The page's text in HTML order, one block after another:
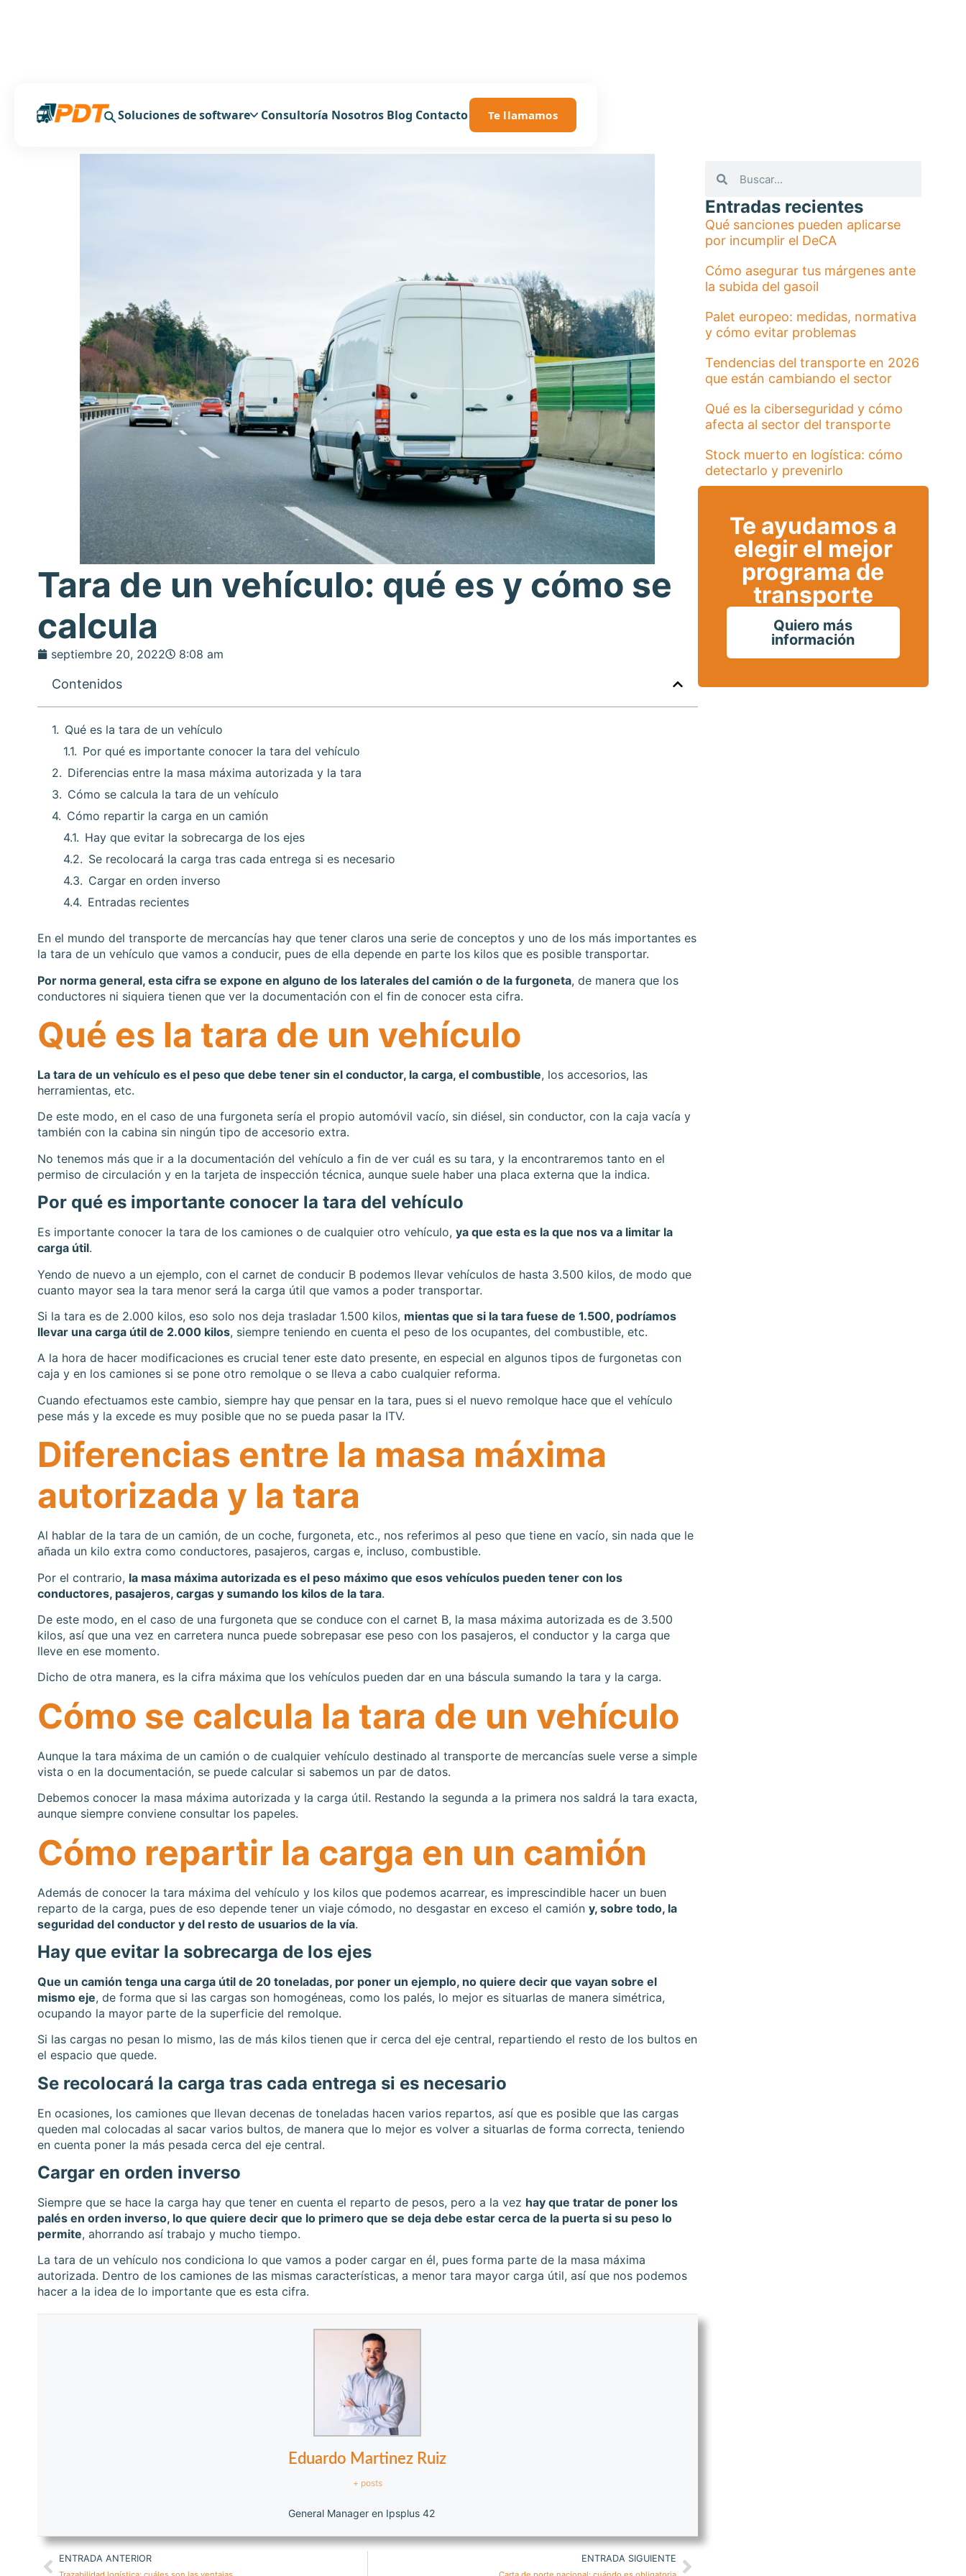
Soluciones de software Consultoría Nosotros Blog Contacto Te llamamos
Tara de un vehículo: qué es y cómo se
calcula
septiembre 20, 2022 8:08 am
Contenidos
Qué es la tara de un vehículo
Por qué es importante conocer la tara del vehículo
Diferencias entre la masa máxima autorizada y la tara
Cómo se calcula la tara de un vehículo
Cómo repartir la carga en un camión
Hay que evitar la sobrecarga de los ejes
Se recolocará la carga tras cada entrega si es necesario
Cargar en orden inverso
Entradas recientes
En el mundo del transporte de mercancías hay que tener claros una serie de conceptos y uno de los más importantes es
la tara de un vehículo que vamos a conducir, pues de ella depende en parte los kilos que es posible transportar.
Por norma general, esta cifra se expone en alguno de los laterales del camión o de la furgoneta, de manera que los
conductores ni siquiera tienen que ver la documentación con el fin de conocer esta cifra.
Qué es la tara de un vehículo
La tara de un vehículo es el peso que debe tener sin el conductor, la carga, el combustible, los accesorios, las
herramientas, etc.
De este modo, en el caso de una furgoneta sería el propio automóvil vacío, sin diésel, sin conductor, con la caja vacía y
también con la cabina sin ningún tipo de accesorio extra.
No tenemos más que ir a la documentación del vehículo a fin de ver cuál es su tara, y la encontraremos tanto en el
permiso de circulación y en la tarjeta de inspección técnica, aunque suele haber una placa externa que la indica.
Por qué es importante conocer la tara del vehículo
Es importante conocer la tara de los camiones o de cualquier otro vehículo, ya que esta es la que nos va a limitar la
carga útil.
Yendo de nuevo a un ejemplo, con el carnet de conducir B podemos llevar vehículos de hasta 3.500 kilos, de modo que
cuanto mayor sea la tara menor será la carga útil que vamos a poder transportar.
Si la tara es de 2.000 kilos, eso solo nos deja trasladar 1.500 kilos, mientas que si la tara fuese de 1.500, podríamos
llevar una carga útil de 2.000 kilos, siempre teniendo en cuenta el peso de los ocupantes, del combustible, etc.
A la hora de hacer modificaciones es crucial tener este dato presente, en especial en algunos tipos de furgonetas con
caja y en los camiones si se pone otro remolque o se lleva a cabo cualquier reforma.
Cuando efectuamos este cambio, siempre hay que pensar en la tara, pues si el nuevo remolque hace que el vehículo
pese más y la excede es muy posible que no se pueda pasar la ITV.
Diferencias entre la masa máxima
autorizada y la tara
Al hablar de la tara de un camión, de un coche, furgoneta, etc., nos referimos al peso que tiene en vacío, sin nada que le
añada un kilo extra como conductores, pasajeros, cargas e, incluso, combustible.
Por el contrario, la masa máxima autorizada es el peso máximo que esos vehículos pueden tener con los
conductores, pasajeros, cargas y sumando los kilos de la tara.
De este modo, en el caso de una furgoneta que se conduce con el carnet B, la masa máxima autorizada es de 3.500
kilos, así que una vez en carretera nunca puede sobrepasar ese peso con los pasajeros, el conductor y la carga que
lleve en ese momento.
Dicho de otra manera, es la cifra máxima que los vehículos pueden dar en una báscula sumando la tara y la carga.
Cómo se calcula la tara de un vehículo
Aunque la tara máxima de un camión o de cualquier vehículo destinado al transporte de mercancías suele verse a simple
vista o en la documentación, se puede calcular si sabemos un par de datos.
Debemos conocer la masa máxima autorizada y la carga útil. Restando la segunda a la primera nos saldrá la tara exacta,
aunque siempre conviene consultar los papeles.
Cómo repartir la carga en un camión
Además de conocer la tara máxima del vehículo y los kilos que podemos acarrear, es imprescindible hacer un buen
reparto de la carga, pues de eso depende tener un viaje cómodo, no desgastar en exceso el camión y, sobre todo, la
seguridad del conductor y del resto de usuarios de la vía.
Hay que evitar la sobrecarga de los ejes
Que un camión tenga una carga útil de 20 toneladas, por poner un ejemplo, no quiere decir que vayan sobre el
mismo eje, de forma que si las cargas son homogéneas, como los palés, lo mejor es situarlas de manera simétrica,
ocupando la mayor parte de la superficie del remolque.
Si las cargas no pesan lo mismo, las de más kilos tienen que ir cerca del eje central, repartiendo el resto de los bultos en
el espacio que quede.
Se recolocará la carga tras cada entrega si es necesario
En ocasiones, los camiones que llevan decenas de toneladas hacen varios repartos, así que es posible que las cargas
queden mal colocadas al sacar varios bultos, de manera que lo mejor es volver a situarlas de forma correcta, teniendo
en cuenta poner la más pesada cerca del eje central.
Cargar en orden inverso
Siempre que se hace la carga hay que tener en cuenta el reparto de pesos, pero a la vez hay que tratar de poner los
palés en orden inverso, lo que quiere decir que lo primero que se deja debe estar cerca de la puerta si su peso lo
permite, ahorrando así trabajo y mucho tiempo.
La tara de un vehículo nos condiciona lo que vamos a poder cargar en él, pues forma parte de la masa máxima
autorizada. Dentro de los camiones de las mismas características, a menor tara mayor carga útil, así que nos podemos
hacer a la idea de lo importante que es esta cifra.
Eduardo Martinez Ruiz
+ posts
General Manager en Ipsplus 42
ENTRADA ANTERIOR ENTRADA SIGUIENTE
Entradas recientes
Qué sanciones pueden aplicarse
por incumplir el DeCA
Cómo asegurar tus márgenes ante
la subida del gasoil
Palet europeo: medidas, normativa
y cómo evitar problemas
Tendencias del transporte en 2026
que están cambiando el sector
Qué es la ciberseguridad y cómo
afecta al sector del transporte
Stock muerto en logística: cómo
detectarlo y prevenirlo
Te ayudamos a
elegir el mejor
programa de
transporte
Quiero más
información